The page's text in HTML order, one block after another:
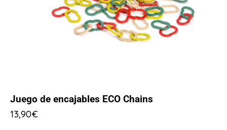
Juego de encajables ECO Chains
13,90€